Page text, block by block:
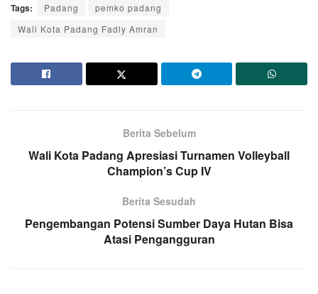
Tags: Padang
pemko padang
Wali Kota Padang Fadly Amran
Berita Sebelum
Wali Kota Padang Apresiasi Turnamen Volleyball
Champion’s Cup IV
Berita Sesudah
Pengembangan Potensi Sumber Daya Hutan Bisa
Atasi Pengangguran